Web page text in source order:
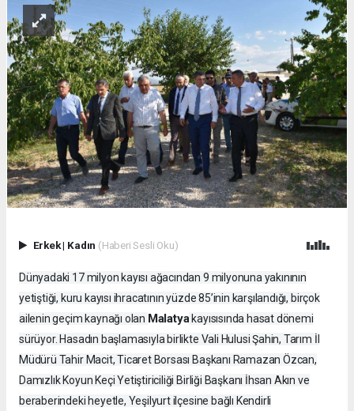
Erkek| Kadın (Haberi Sesli Oku)
Dünyadaki 17 milyon kayısı ağacından 9 milyonuna yakınının
yetiştiği, kuru kayısı ihracatının yüzde 85’inin karşılandığı, birçok
ailenin geçim kaynağı olan Malatya kayısısında hasat dönemi
sürüyor. Hasadın başlamasıyla birlikte Vali Hulusi Şahin, Tarım İl
Müdürü Tahir Macit, Ticaret Borsası Başkanı Ramazan Özcan,
Damızlık Koyun Keçi Yetiştiriciliği Birliği Başkanı İhsan Akın ve
beraberindeki heyetle, Yeşilyurt ilçesine bağlı Kendirli